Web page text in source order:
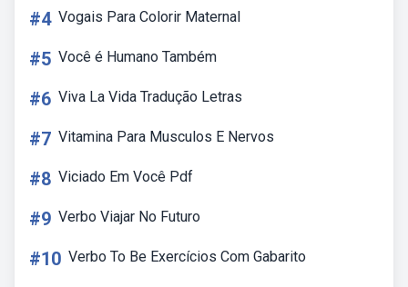
#4 Vogais Para Colorir Maternal
#5 Você é Humano Também
#6 Viva La Vida Tradução Letras
#7 Vitamina Para Musculos E Nervos
#8 Viciado Em Você Pdf
#9 Verbo Viajar No Futuro
#10 Verbo To Be Exercícios Com Gabarito